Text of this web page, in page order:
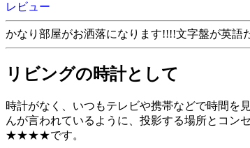
レビュー
かなり部屋がお洒落になります!!!!文字盤が英語
リビングの時計として
時計がなく、いつもテレビや携帯などで時間を
んが言われているように、投影する場所とコン
★★★★です。